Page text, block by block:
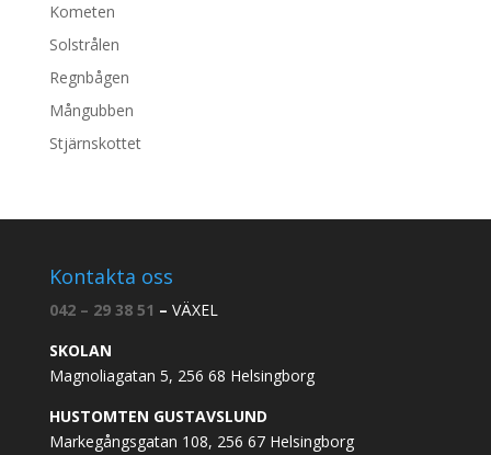
Kometen
Solstrålen
Regnbågen
Mångubben
Stjärnskottet
Kontakta oss
042 – 29 38 51 – VÄXEL
SKOLAN
Magnoliagatan 5, 256 68 Helsingborg
HUSTOMTEN GUSTAVSLUND
Markegångsgatan 108, 256 67 Helsingborg